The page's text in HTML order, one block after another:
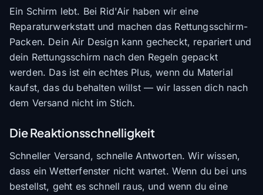
Ein Schirm lebt. Bei Rid'Air haben wir eine
Reparaturwerkstatt und machen das Rettungsschirm-
Packen. Dein Air Design kann gecheckt, repariert und
dein Rettungsschirm nach den Regeln gepackt
werden. Das ist ein echtes Plus, wenn du Material
kaufst, das du behalten willst — wir lassen dich nach
dem Versand nicht im Stich.
Die Reaktionsschnelligkeit
Schneller Versand, schnelle Antworten. Wir wissen,
dass ein Wetterfenster nicht wartet. Wenn du bei uns
bestellst, geht es schnell raus, und wenn du eine